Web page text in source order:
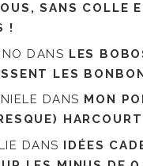
SANS COLLE
!
DANS LES
LES
DANS MON
HARCOURT
DANS IDÉES